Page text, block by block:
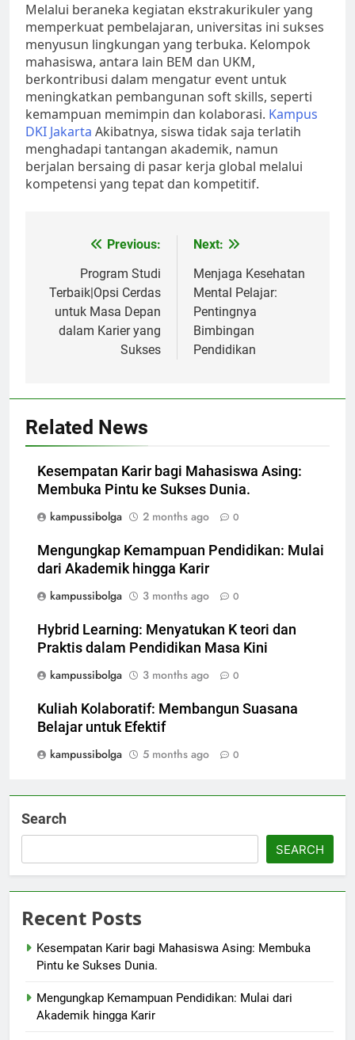
Melalui beraneka kegiatan ekstrakurikuler yang
memperkuat pembelajaran, universitas ini sukses
menyusun lingkungan yang terbuka. Kelompok
mahasiswa, antara lain BEM dan UKM,
berkontribusi dalam mengatur event untuk
meningkatkan pembangunan soft skills, seperti
kemampuan memimpin dan kolaborasi. Kampus
DKI Jakarta Akibatnya, siswa tidak saja terlatih
menghadapi tantangan akademik, namun
berjalan bersaing di pasar kerja global melalui
kompetensi yang tepat dan kompetitif.
navigation
Previous:
Program Studi
Terbaik|Opsi Cerdas
untuk Masa Depan
dalam Karier yang
Sukses
Next:
Menjaga Kesehatan
Mental Pelajar:
Pentingnya
Bimbingan
Pendidikan
Related News
Kesempatan Karir bagi Mahasiswa Asing:
Membuka Pintu ke Sukses Dunia.
kampussibolga
2 months ago 0
Mengungkap Kemampuan Pendidikan: Mulai
dari Akademik hingga Karir
kampussibolga
3 months ago 0
Hybrid Learning: Menyatukan K teori dan
Praktis dalam Pendidikan Masa Kini
kampussibolga
3 months ago 0
Kuliah Kolaboratif: Membangun Suasana
Belajar untuk Efektif
kampussibolga
5 months ago 0
Search
SEARCH
Recent Posts
Kesempatan Karir bagi Mahasiswa Asing: Membuka
Pintu ke Sukses Dunia.
Mengungkap Kemampuan Pendidikan: Mulai dari
Akademik hingga Karir